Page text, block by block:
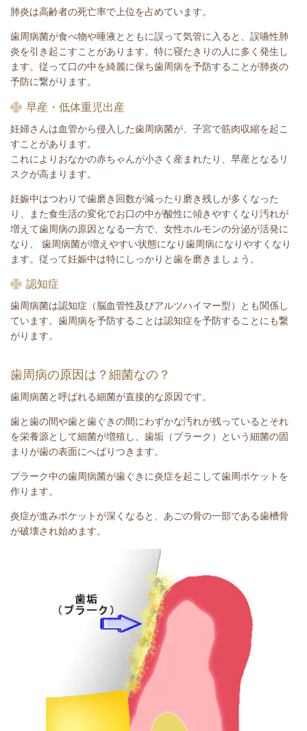
肺炎は高齢者の死亡率で上位を占めています。
歯周病菌が食べ物や唾液とともに誤って気管に入ると、誤嚥性肺
炎を引き起こすことがあります。特に寝たきりの人に多く発生し
ます。従って口の中を綺麗に保ち歯周病を予防することが肺炎の
予防に繋がります。
早産・低体重児出産
妊婦さんは血管から侵入した歯周病菌が、子宮で筋肉収縮を起こ
すことがあります。
これによりおなかの赤ちゃんが小さく産まれたり、早産となるリ
スクが高まります。
妊娠中はつわりで歯磨き回数が減ったり磨き残しが多くなった
り、また食生活の変化でお口の中が酸性に傾きやすくなり汚れが
増えて歯周病の原因となる一方で、女性ホルモンの分泌が活発に
なり、 歯周病菌が増えやすい状態になり歯周病になりやすくなり
ます。従って妊娠中は特にしっかりと歯を磨きましょう。
認知症
歯周病菌は認知症（脳血管性及びアルツハイマー型）とも関係し
ています。歯周病を予防することは認知症を予防することにも繋
がります。
歯周病の原因は？細菌なの？
歯周病菌と呼ばれる細菌が直接的な原因です。
歯と歯の間や歯と歯ぐきの間にわずかな汚れが残っているとそれ
を栄養源として細菌が増殖し、歯垢（プラーク）という細菌の固
まりが歯の表面にへばりつきます。
プラーク中の歯周病菌が歯ぐきに炎症を起こして歯周ポケットを
作ります。
炎症が進みポケットが深くなると、あごの骨の一部である歯槽骨
が破壊され始めます。